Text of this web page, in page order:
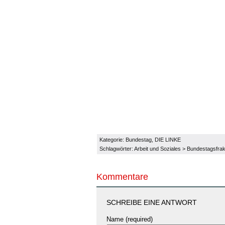
Kategorie: Bundestag DIE LINKE
Schlagwörter: Arbeit und Soziales >
Kommentare
SCHREIBE EINE ANTWORT
Name (required)